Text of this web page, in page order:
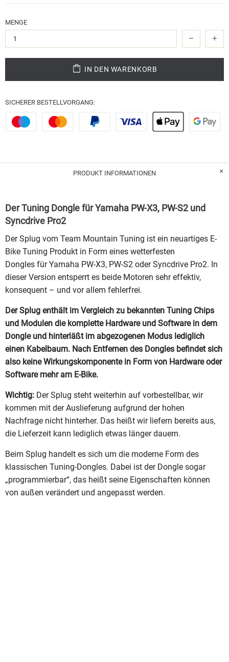
MENGE
IN DEN WARENKORB
SICHERER BESTELLVORGANG:
PRODUKT INFORMATIONEN
Der Tuning Dongle für Yamaha PW-X3, PW-S2 und
Syncdrive Pro2
Der Splug vom Team Mountain Tuning ist ein neuartiges E-
Bike Tuning Produkt in Form eines wetterfesten
Dongles für Yamaha PW-X3, PW-S2 oder Syncdrive Pro2. In
dieser Version entsperrt es beide Motoren sehr effektiv,
konsequent – und vor allem fehlerfrei.
Der Splug enthält im Vergleich zu bekannten Tuning Chips
und Modulen die komplette Hardware und Software in dem
Dongle und hinterläßt im abgezogenen Modus lediglich
einen Kabelbaum. Nach Entfernen des Dongles befindet sich
also keine Wirkungskomponente in Form von Hardware oder
Software mehr am E-Bike.
Wichtig: Der Splug steht weiterhin auf vorbestellbar, wir
kommen mit der Auslieferung aufgrund der hohen
Nachfrage nicht hinterher. Das heißt wir liefern bereits aus,
die Lieferzeit kann lediglich etwas länger dauern.
Beim Splug handelt es sich um die moderne Form des
klassischen Tuning-Dongles. Dabei ist der Dongle sogar
„programmierbar“, das heißt seine Eigenschaften können
von außen verändert und angepasst werden.